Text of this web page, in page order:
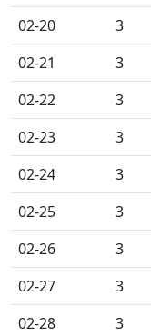
02-20
3
02-21
3
02-22
3
02-23
3
02-24
3
02-25
3
02-26
3
02-27
3
02-28
3